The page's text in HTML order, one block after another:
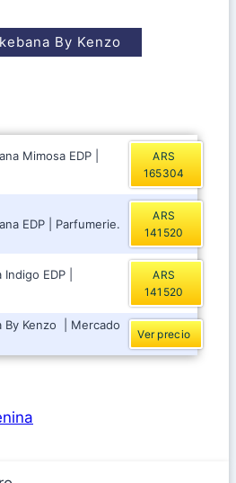
By Kenzo
Mimosa EDP |
ARS
165304
EDP | Parfumerie.
ARS
141520
EDP |
ARS
141520
By Kenzo | Mercado
Ver precio